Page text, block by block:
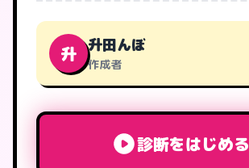
升 升田んぼ
作成者
診断をはじめる